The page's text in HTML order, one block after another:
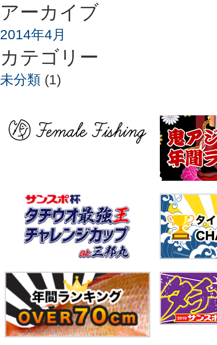
アーカイブ
2014年4月
カテゴリー
未分類 (1)